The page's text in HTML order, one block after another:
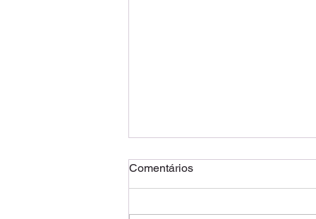
Comentários